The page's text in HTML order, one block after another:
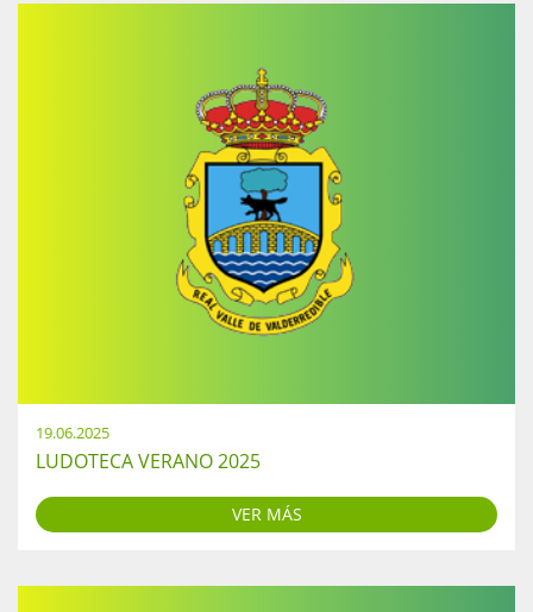
19.06.2025
LUDOTECA VERANO 2025
VER MÁS